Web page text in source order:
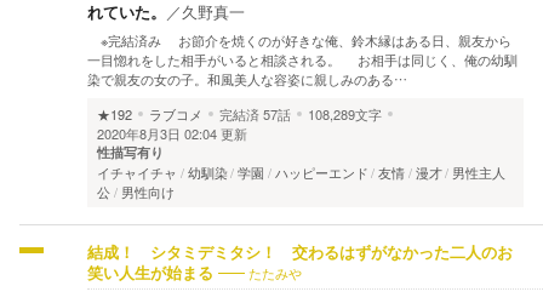
れていた。 ／久野真一
※完結済み お節介を焼くのが好きな俺、鈴木縁はある日、親友から
一目惚れをした相手がいると相談される。 お相手は同じく、俺の幼馴
染で親友の女の子。和風美人な容姿に親しみのある…
★192
ラブコメ 完結済57話
108,289文字
2020年8月3日 02:04 更新
性描写有り
イチャイチャ 幼馴染 学園 ハッピーエンド 友情 漫才 男性主人
公
男性向け
結成！ シタミデミタシ！ 交わるはずがなかった二人のお
笑い人生が始まる
たたみや